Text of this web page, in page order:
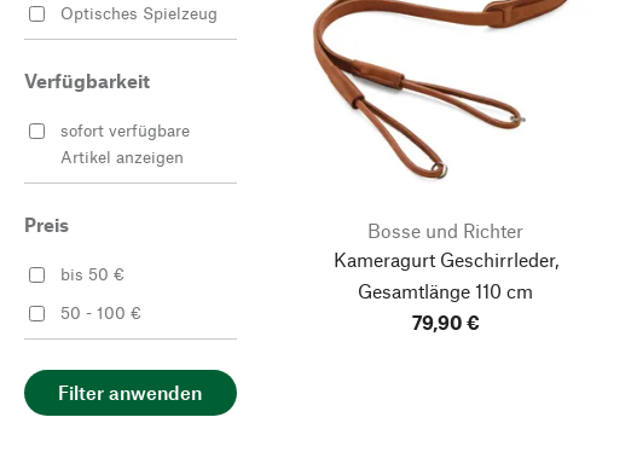
Optisches Spielzeug
Verfügbarkeit
sofort verfügbare
Artikel anzeigen
Preis
bis 50 €
50 - 100 €
Filter anwenden
Bosse und Richter
Kameragurt Geschirrleder,
Gesamtlänge 110 cm
79,90 €